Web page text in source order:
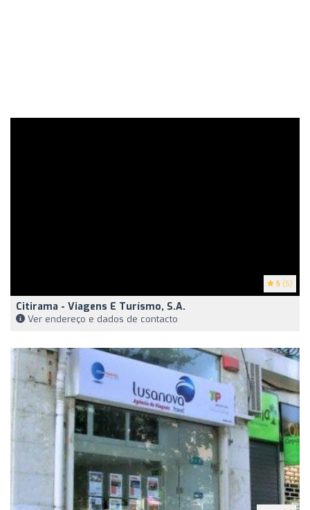
5 (5)
Citirama - Viagens E Turísmo, S.A.
Ver endereço e dados de contacto